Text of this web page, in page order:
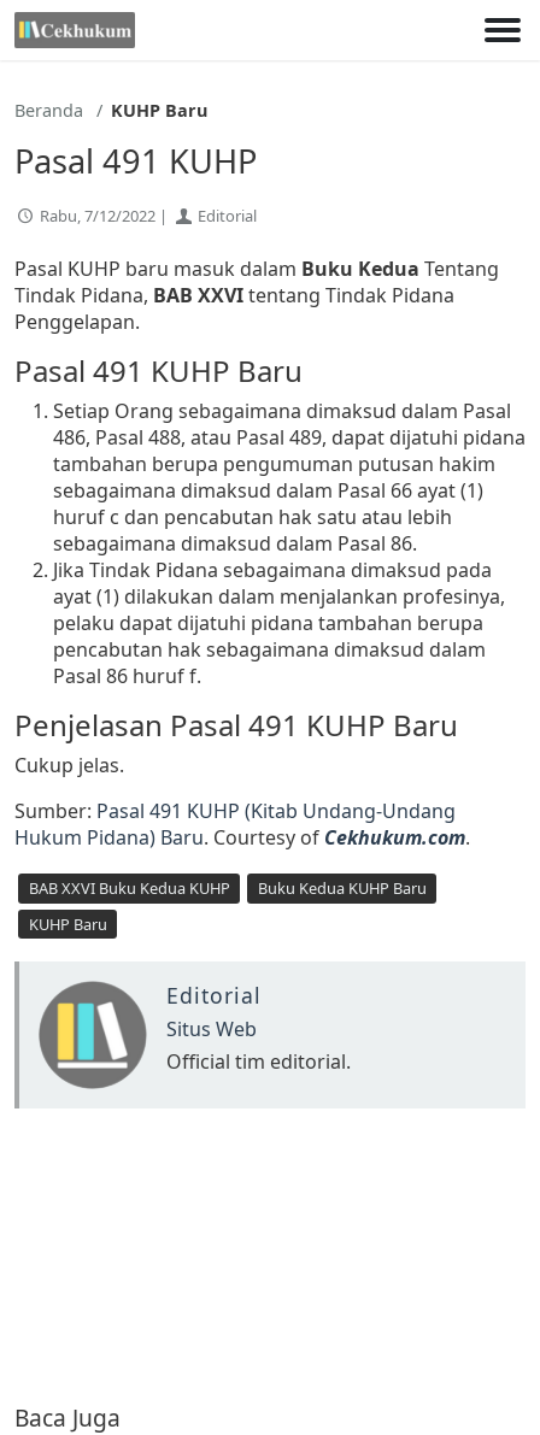
Lewati
ke
Beranda KUHP Baru
Pasal 491 KUHP
Rabu, 7/12/2022 | Editorial
Pasal KUHP baru masuk dalam Buku Kedua Tentang
Tindak Pidana, BAB XXVItentang Tindak Pidana
Penggelapan.
Pasal 491 KUHP Baru
Setiap Orang sebagaimana dimaksud dalam Pasal
486, Pasal 488, atau Pasal 489, dapat dijatuhi pidana
tambahan berupa pengumuman putusan hakim
sebagaimana dimaksud dalam Pasal 66 ayat (1)
huruf c dan pencabutan hak satu atau lebih
sebagaimana dimaksud dalam Pasal 86.
Jika Tindak Pidana sebagaimana dimaksud pada
ayat (1) dilakukan dalam menjalankan profesinya,
pelaku dapat dijatuhi pidana tambahan berupa
pencabutan hak sebagaimana dimaksud dalam
Pasal 86 huruf f.
Penjelasan Pasal 491 KUHP Baru
Cukup jelas.
Sumber: Pasal 491 KUHP (Kitab Undang-Undang
Hukum Pidana) Baru. Courtesy of Cekhukum.com.
BAB XXVI Buku Kedua KUHP
Buku Kedua KUHP Baru
KUHP Baru
Editorial
Situs Web
Official tim editorial.
Baca Juga